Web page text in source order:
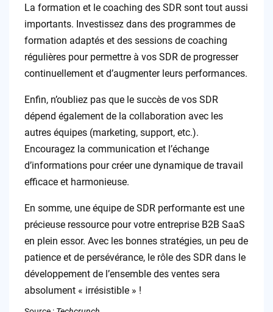
La formation et le coaching des SDR sont tout aussi
importants. Investissez dans des programmes de
formation adaptés et des sessions de coaching
régulières pour permettre à vos SDR de progresser
continuellement et d’augmenter leurs performances.
Enfin, n’oubliez pas que le succès de vos SDR
dépend également de la collaboration avec les
autres équipes (marketing, support, etc.).
Encouragez la communication et l’échange
d’informations pour créer une dynamique de travail
efficace et harmonieuse.
En somme, une équipe de SDR performante est une
précieuse ressource pour votre entreprise B2B SaaS
en plein essor. Avec les bonnes stratégies, un peu de
patience et de persévérance, le rôle des SDR dans le
développement de l’ensemble des ventes sera
absolument « irrésistible » !